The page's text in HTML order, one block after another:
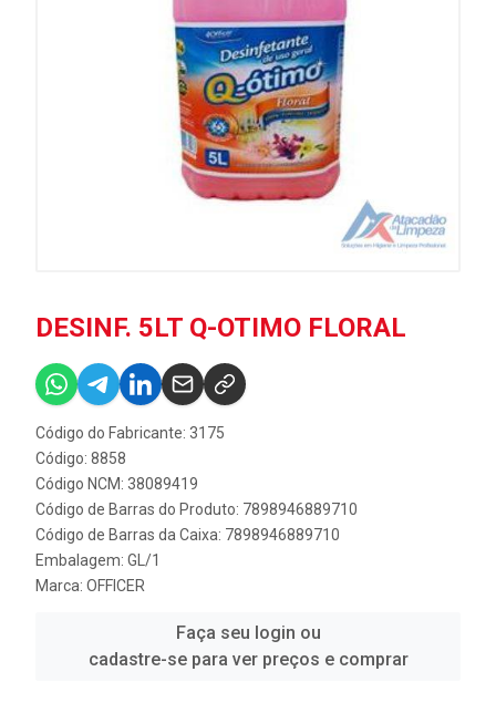
DESINF. 5LT Q-OTIMO FLORAL
Código do Fabricante: 3175
Código: 8858
Código NCM: 38089419
Código de Barras do Produto: 7898946889710
Código de Barras da Caixa: 7898946889710
Embalagem: GL/1
Marca: OFFICER
Faça seu login ou
cadastre-se para ver preços e comprar